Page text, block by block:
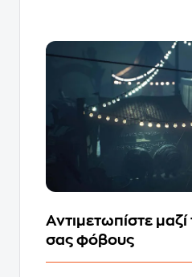
Αντιμετωπίστε μαζί
σας φόβους